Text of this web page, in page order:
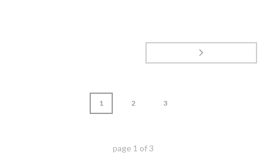
1 2 3
page 1 of3